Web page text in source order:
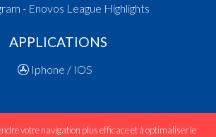
- Enovos League Highlights
APPLICATIONS
Iphone / IOS
votre navigation plus efficace et à optimaliser le